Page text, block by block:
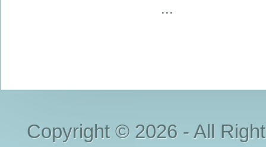
...
Copyright © 2026 - All